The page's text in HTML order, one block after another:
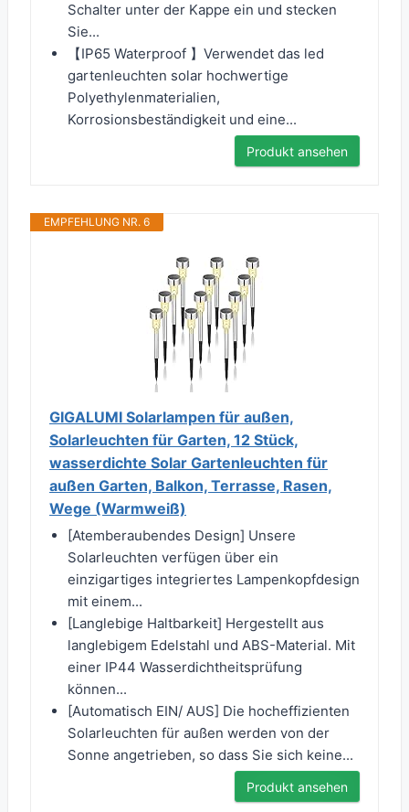
Schalter unter der Kappe ein und stecken
Sie...
【IP65 Waterproof 】Verwendet das led
gartenleuchten solar hochwertige
Polyethylenmaterialien,
Korrosionsbeständigkeit und eine...
Produkt ansehen
EMPFEHLUNG NR. 6
GIGALUMI Solarlampen für außen,
Solarleuchten für Garten, 12 Stück,
wasserdichte Solar Gartenleuchten für
außen Garten, Balkon, Terrasse, Rasen,
Wege (Warmweiß)
[Atemberaubendes Design] Unsere
Solarleuchten verfügen über ein
einzigartiges integriertes Lampenkopfdesign
mit einem...
[Langlebige Haltbarkeit] Hergestellt aus
langlebigem Edelstahl und ABS-Material. Mit
einer IP44 Wasserdichtheitsprüfung
können...
[Automatisch EIN/ AUS] Die hocheffizienten
Solarleuchten für außen werden von der
Sonne angetrieben, so dass Sie sich keine...
Produkt ansehen